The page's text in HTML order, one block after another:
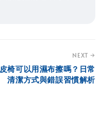
NEXT →
皮椅可以用濕布擦嗎？日常
清潔方式與錯誤習慣解析